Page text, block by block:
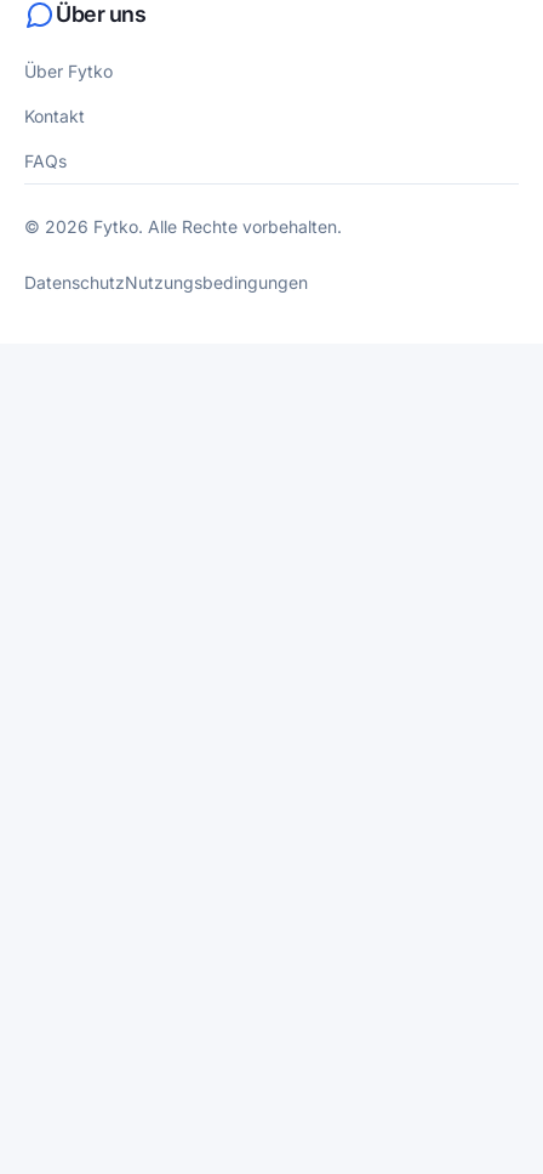
Über uns
Über Fytko
Kontakt
FAQs
© 2026 Fytko. Alle Rechte vorbehalten.
DatenschutzNutzungsbedingungen